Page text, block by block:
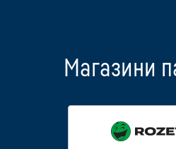
Магазини